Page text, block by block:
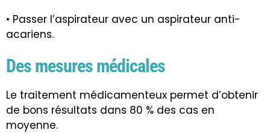
• Passer l’aspirateur avec un aspirateur anti-
acariens.
Des mesures médicales
Le traitement médicamenteux permet d’obtenir
de bons résultats dans 80 % des cas en
moyenne.